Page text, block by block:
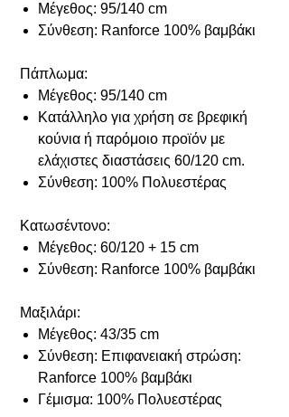
Μέγεθος: 95/140 cm
Σύνθεση: Ranforce 100% βαμβάκι
Πάπλωμα:
Μέγεθος: 95/140 cm
Κατάλληλο για χρήση σε βρεφική
κούνια ή παρόμοιο προϊόν με
ελάχιστες διαστάσεις 60/120 cm.
Σύνθεση: 100% Πολυεστέρας
Κατωσέντονο:
Μέγεθος: 60/120 + 15 cm
Σύνθεση: Ranforce 100% βαμβάκι
Μαξιλάρι:
Μέγεθος: 43/35 cm
Σύνθεση: Επιφανειακή στρώση:
Ranforce 100% βαμβάκι
Γέμισμα: 100% Πολυεστέρας